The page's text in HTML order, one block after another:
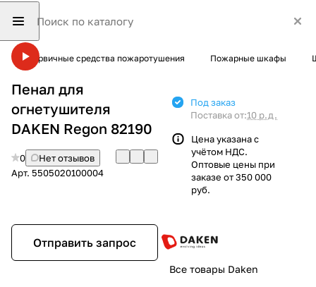
Первичные средства пожаротушения Пожарные шкафы
Пенал для
огнетушителя
DAKEN Regon 82190
0
Нет отзывов
Арт. 5505020100004
Отправить запрос
Под заказ
Поставка от:10 р.д.
Цена указана с
учётом НДС.
Оптовые цены при
заказе от 350 000
руб.
Все товары Daken